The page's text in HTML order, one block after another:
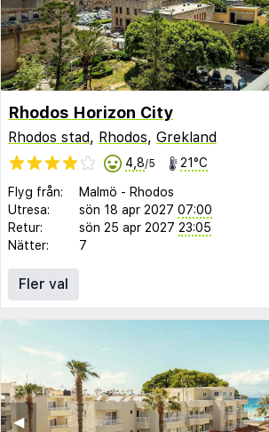
Rhodos Horizon City
Rhodos stad, Rhodos, Grekland
4,8/5 21°C
Flyg från: Malmö - Rhodos
Utresa:
sön 18 apr 2027 07:00
Retur:
sön 25 apr 2027 23:05
Nätter:
7
Fler val
◀︎